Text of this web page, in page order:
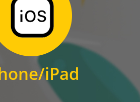
iPad
Zum Download
iPhone und iPad